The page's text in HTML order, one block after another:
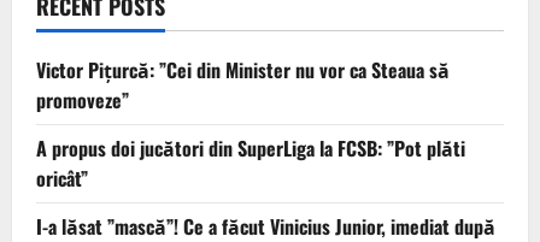
Victor Pițurcă: ”Cei din Minister nu vor ca Steaua să
promoveze”
A propus doi jucători din SuperLiga la FCSB: ”Pot plăti
oricât”
I-a lăsat ”mască”! Ce a făcut Vinicius Junior, imediat după